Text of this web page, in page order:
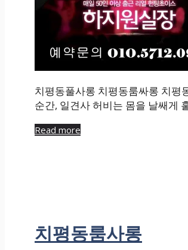
치평동풀사롱 치평동룸싸롱 치평
순간, 일견사 허비는 몸을 날쌔게
Read more
치평동룸사롱